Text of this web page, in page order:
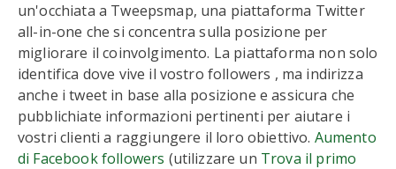
un'occhiata a Tweepsmap, una piattaforma Twitter
all-in-one che si concentra sulla posizione per
migliorare il coinvolgimento. La piattaforma non solo
identifica dove vive il vostro followers , ma indirizza
anche i tweet in base alla posizione e assicura che
pubblichiate informazioni pertinenti per aiutare i
vostri clienti a raggiungere il loro obiettivo. Aumento
di Facebook followers (utilizzare un Trova il primo